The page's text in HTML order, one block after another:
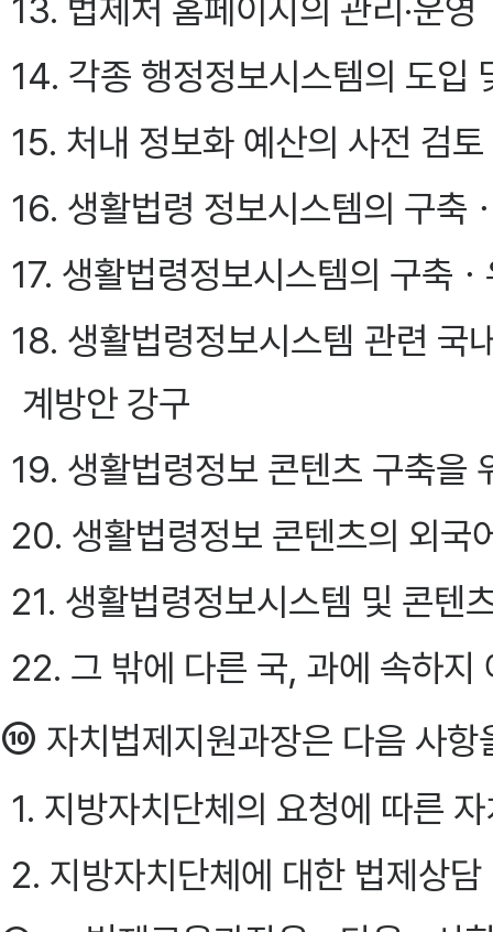
13. 법제처 홈페이지의 관리·운영
14. 각종 행정정보시스템의 도입
15. 처내 정보화 예산의 사전 검
16. 생활법령 정보시스템의 구축
17. 생활법령정보시스템의 구축
18. 생활법령정보시스템 관련 국
계방안 강구
19. 생활법령정보 콘텐츠 구축을
20. 생활법령정보 콘텐츠의 외국
21. 생활법령정보시스템 및 콘텐
22. 그 밖에 다른 국, 과에 속하지
⑩ 자치법제지원과장은 다음 사
1. 지방자치단체의 요청에 따른
2. 지방자치단체에 대한 법제상담